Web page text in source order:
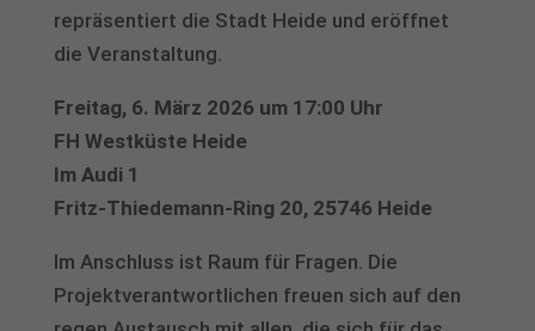
repräsentiert die Stadt Heide und eröffnet
die Veranstaltung.
Freitag, 6. März 2026 um 17:00 Uhr
FH Westküste Heide
Im Audi 1
Fritz-Thiedemann-Ring 20, 25746 Heide
Im Anschluss ist Raum für Fragen. Die
Projektverantwortlichen freuen sich auf den
powered by Borlabs Cookie
Datenschutzerklärung